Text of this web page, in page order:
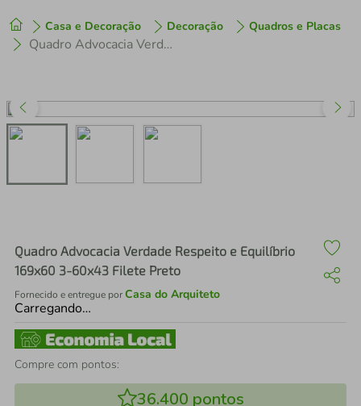
Casa e Decoração Decoração Quadros e Placas
Quadro Advocacia Verdade Respeito e Equilíbrio 169x60 3-60x43 Filete Preto
Quadro Advocacia Verdade Respeito e Equilíbrio
169x60 3-60x43 Filete Preto
Fornecido e entregue porCasa do Arquiteto
Carregando…
Compre com pontos:
36.400 pontos
1º tenis
perfume